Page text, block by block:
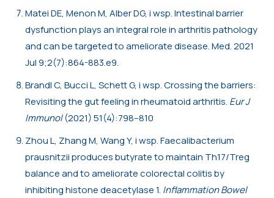
Matei DE, Menon M, Alber DG, i wsp. Intestinal barrier
dysfunction plays an integral role in arthritis pathology
and can be targeted to ameliorate disease. Med. 2021
Jul 9;2(7):864-883.e9.
Brandl C, Bucci L, Schett G, i wsp. Crossing the barriers:
Revisiting the gut feeling in rheumatoid arthritis. Eur J
Immunol(2021) 51(4):798–810
Zhou L, Zhang M, Wang Y, i wsp. Faecalibacterium
prausnitzii produces butyrate to maintain Th17/Treg
balance and to ameliorate colorectal colitis by
inhibiting histone deacetylase 1. Inflammation Bowel